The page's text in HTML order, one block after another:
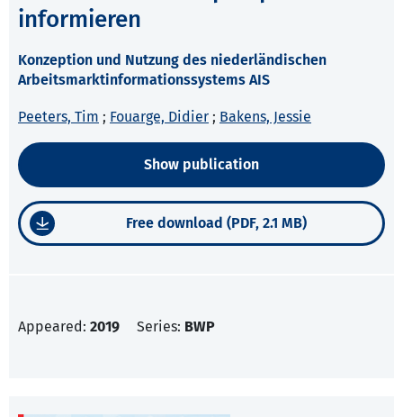
informieren
Konzeption und Nutzung des niederländischen
Arbeitsmarktinformationssystems AIS
Peeters, Tim ; Fouarge, Didier ; Bakens, Jessie
Show publication
Free download (PDF, 2.1 MB)
Appeared: 2019 Series: BWP